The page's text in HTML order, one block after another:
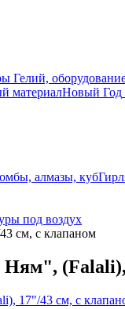
Гелий,
материалНовый Год
алмазы, куб
под воздух
см, с клапаном
(Falali),